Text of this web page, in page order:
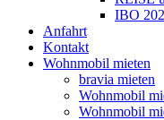
IBO
Anfahrt
Kontakt
Wohnmobil mieten
bravia mieten
Wohnmobil
Wohnmobil